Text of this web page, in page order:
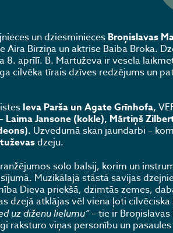
un dziesminieces Broņislavas
Birziņa un aktrise Baiba Broka.
aprīlī. B. Martuževa ir vesela
cilvēka tīrais dzīves redzējums un
Ieva Parša un Agate Grīnhofa,
Laima Jansone (kokle), Mārtiņš
Uzvedumā skan jaundarbi –
dzeju.
solo balsij, korim un
Muzikālajā stāstā savijas
Dieva priekšā, dzimtās zemes,
dzejā atklājas vēl viena ļoti cilvēciska
uz diženu lielumu”– tie ir Broņislavas
raksturo viņas personību un